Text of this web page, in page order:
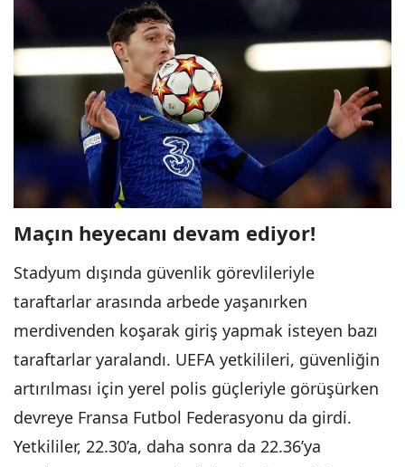
Maçın heyecanı devam ediyor!
Stadyum dışında güvenlik görevlileriyle
taraftarlar arasında arbede yaşanırken
merdivenden koşarak giriş yapmak isteyen bazı
taraftarlar yaralandı. UEFA yetkilileri, güvenliğin
artırılması için yerel polis güçleriyle görüşürken
devreye Fransa Futbol Federasyonu da girdi.
Yetkililer, 22.30’a, daha sonra da 22.36’ya